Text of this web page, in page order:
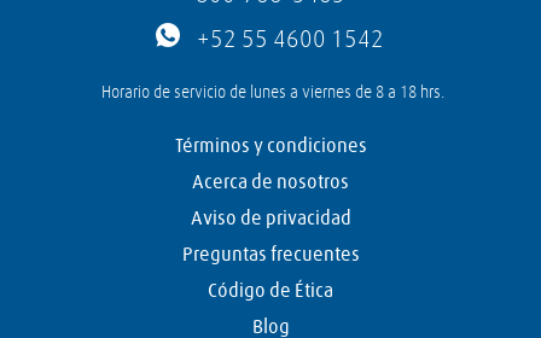
+52 55 4600 1542
Horario de servicio de lunes a viernes de 8 a 18 hrs.
Términos y condiciones
Acerca de nosotros
Aviso de privacidad
Preguntas frecuentes
Código de Ética
Blog